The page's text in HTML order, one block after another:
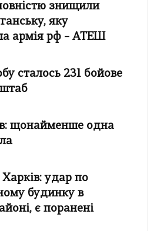
знищили
яку
армія рф – АТЕШ
сталось 231 бойове
щонайменше одна
удар по
будинку в
є поранені